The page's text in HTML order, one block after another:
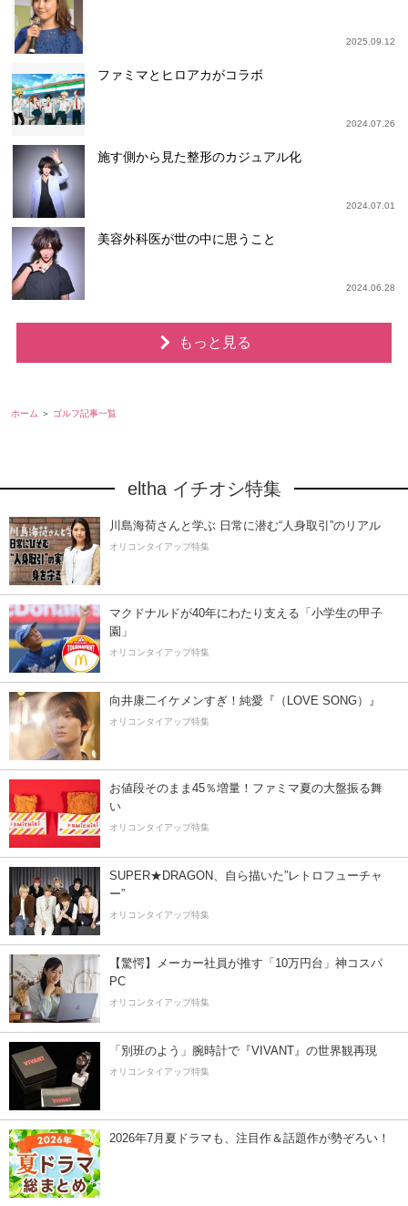
2025.09.12
ファミマとヒロアカがコラボ
2024.07.26
施す側から見た整形のカジュアル化
2024.07.01
美容外科医が世の中に思うこと
2024.06.28
もっと見る
ホーム ゴルフ記事一覧
eltha イチオシ特集
川島海荷さんと学ぶ 日常に潜む“人身取引”のリアル
オリコンタイアップ特集
マクドナルドが40年にわたり支える「小学生の甲子
園」
オリコンタイアップ特集
向井康二イケメンすぎ！純愛『（LOVE SONG）』
オリコンタイアップ特集
お値段そのまま45％増量！ファミマ夏の大盤振る舞
い
オリコンタイアップ特集
SUPER★DRAGON、自ら描いた”レトロフューチャ
ー”
オリコンタイアップ特集
【驚愕】メーカー社員が推す「10万円台」神コスパ
PC
オリコンタイアップ特集
「別班のよう」腕時計で『VIVANT』の世界観再現
オリコンタイアップ特集
2026年7月夏ドラマも、注目作＆話題作が勢ぞろい！